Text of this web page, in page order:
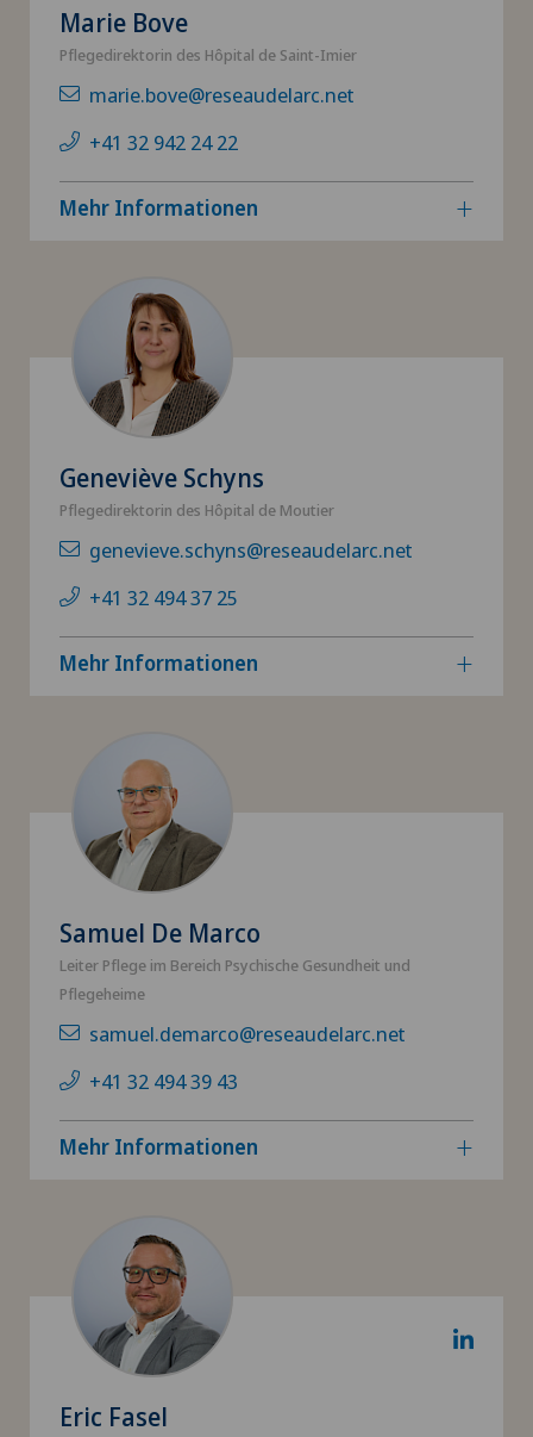
Marie Bove
Pflegedirektorin des Hôpital de Saint-Imier
marie.bove@reseaudelarc.net
+41 32 942 24 22
Mehr Informationen
Geneviève Schyns
Pflegedirektorin des Hôpital de Moutier
genevieve.schyns@reseaudelarc.net
+41 32 494 37 25
Mehr Informationen
Samuel De Marco
Leiter Pflege im Bereich Psychische Gesundheit und
Pflegeheime
samuel.demarco@reseaudelarc.net
+41 32 494 39 43
Mehr Informationen
Eric Fasel